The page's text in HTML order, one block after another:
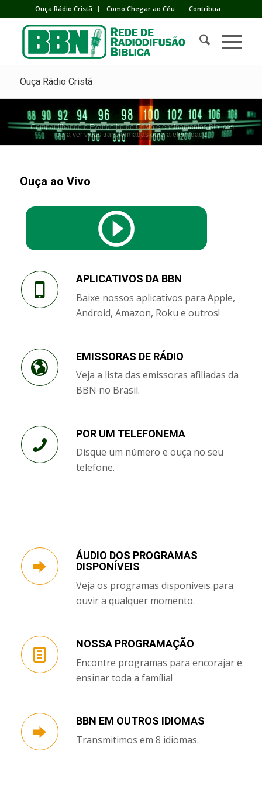
Ouça Rádio Cristã Como Chegar ao Céu Contribua
Ouça Rádio Cristã
Compartilhando o Evangelho de Cristo e ensinamentos Bíblicos
para ver vidas transformadas para a eternidade.
Ouça ao Vivo
APLICATIVOS DA BBN
Baixe nossos aplicativos para Apple,
Android, Amazon, Roku e outros!
EMISSORAS DE RÁDIO
Veja a lista das emissoras afiliadas da
BBN no Brasil.
POR UM TELEFONEMA
Disque um número e ouça no seu
telefone.
ÁUDIO DOS PROGRAMAS
DISPONÍVEIS
Veja os programas disponíveis para
ouvir a qualquer momento.
NOSSA PROGRAMAÇÃO
Encontre programas para encorajar e
ensinar toda a família!
BBN EM OUTROS IDIOMAS
Transmitimos em 8 idiomas.